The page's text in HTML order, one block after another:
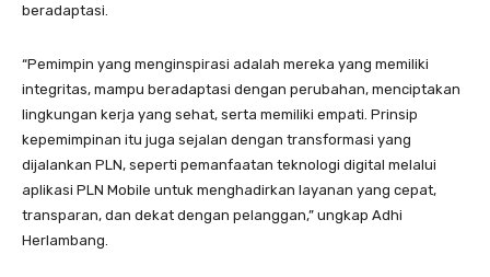
beradaptasi.
“Pemimpin yang menginspirasi adalah mereka yang memiliki
integritas, mampu beradaptasi dengan perubahan, menciptakan
lingkungan kerja yang sehat, serta memiliki empati. Prinsip
kepemimpinan itu juga sejalan dengan transformasi yang
dijalankan PLN, seperti pemanfaatan teknologi digital melalui
aplikasi PLN Mobile untuk menghadirkan layanan yang cepat,
transparan, dan dekat dengan pelanggan,” ungkap Adhi
Herlambang.